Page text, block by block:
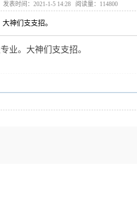
发表时间： 2021-1-5 14:28 阅读量： 114800
神们支支招。
业。大神们支支招。